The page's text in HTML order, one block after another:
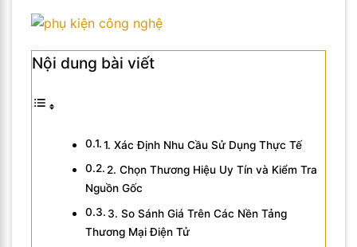
Nội dung bài viết
1. Xác Định Nhu Cầu Sử Dụng Thực Tế
2. Chọn Thương Hiệu Uy Tín và Kiểm Tra
Nguồn Gốc
3. So Sánh Giá Trên Các Nền Tảng
Thương Mại Điện Tử